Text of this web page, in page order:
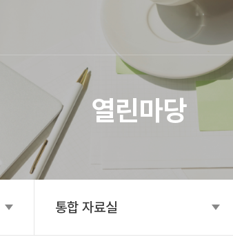
SITE MAP
열린마당
통합 자료실